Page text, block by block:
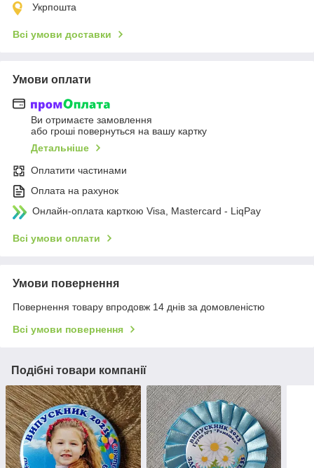
Укрпошта
Всі умови доставки
Умови оплати
Ви отримаєте замовлення
або гроші повернуться на вашу картку
Детальніше
Оплатити частинами
Оплата на рахунок
Онлайн-оплата карткою Visa, Mastercard - LiqPay
Всі умови оплати
Умови повернення
Повернення товару впродовж 14 днів за домовленістю
Всі умови повернення
Подібні товари компанії